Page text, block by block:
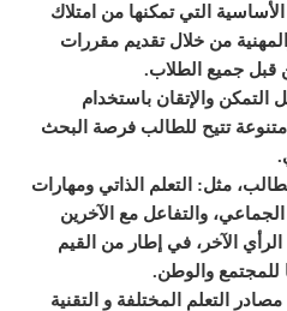
التي تمكنها من امتلاك
من خلال تقديم مقررات
قبل جميع الطلاب.
التمكن والإتقان باستخدام
تتيح للطالب فرصة البحث
.
مثل: التعلم الذاتي ومهارات
والتفاعل مع الآخرين
الآخر، في إطار من القيم
للمجتمع والوطن.
التعلم المختلفة و التقنية